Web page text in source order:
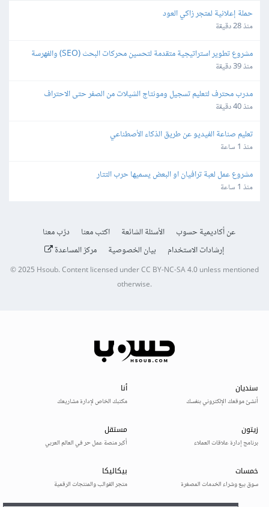
حملة إعلانية لمتجر زاكي العود
منذ 28 دقيقة
(Indexing)منذ 39 دقيقة
مدرب محترف لتعليم تسجيل ومونتاج الشيلات من الصفر حتى الاحتراف
منذ 40 دقيقة
تعليم صناعة الفيديو عن طريق الذكاء الأصطناعي
منذ 1 ساعة
مشروع عمل لعبة ترافيان او البعض يسميها حرب التتار
منذ 1 ساعة
عن أكاديمية حسوب الأسئلة الشائعة اكتب معنا
درّب معنا
إرشادات الاستخدام
بيان الخصوصية مركز المساعدة
© 2025 Hsoub.Content licensed underCC BY-NC-SA 4.0unless mentioned
otherwise.